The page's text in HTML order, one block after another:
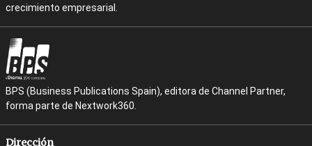
crecimiento empresarial.
BPS (Business Publications Spain), editora de Channel Partner,
forma parte de Nextwork360.
Dirección